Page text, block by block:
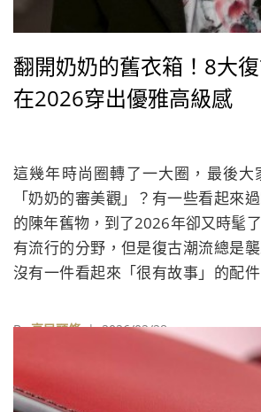
翻開奶奶的舊衣箱！8大
在2026穿出優雅高級感
這幾年時尚圈轉了一大圈，最後大
「奶奶的審美觀」？有一些看起來
的陳年舊物，到了2026年卻又時髦
有流行的分野，但是復古潮流總是
沒有一件看起來「很有故事」的配
By享民頭條| 2026/02/28